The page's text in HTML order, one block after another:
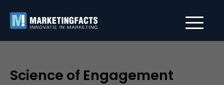
Science of Engagement